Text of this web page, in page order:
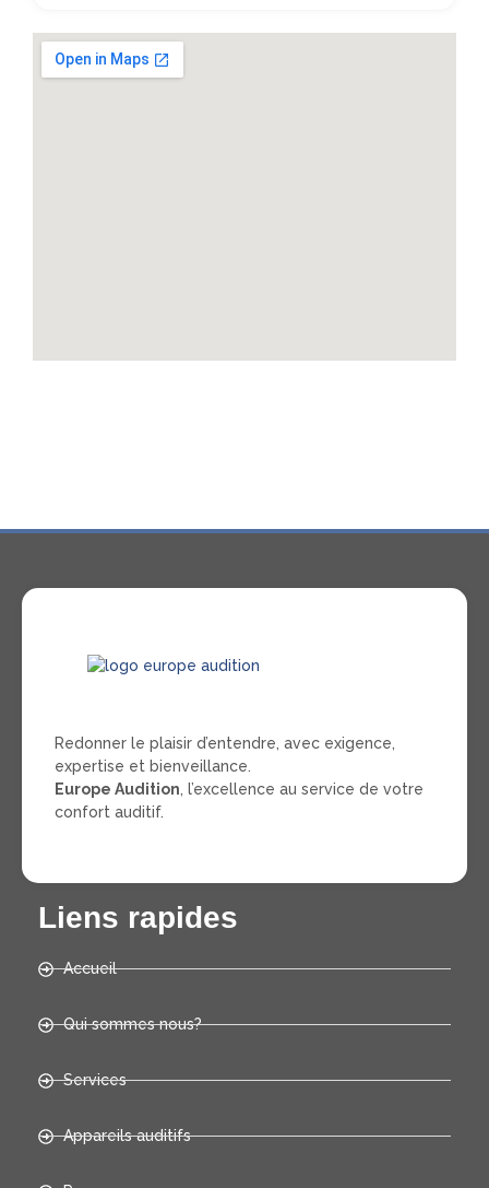
Redonner le plaisir d’entendre, avec exigence,
expertise et bienveillance.
Europe Audition, l’excellence au service de votre
confort auditif.
Liens rapides
Accueil
Qui sommes nous?
Services
Appareils auditifs